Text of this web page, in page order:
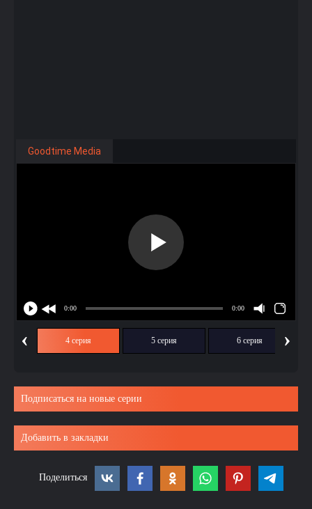
Goodtime Media
‹ 4 серия 5 серия 6 серия ›
Подписаться на новые серии
Добавить в закладки
Поделиться